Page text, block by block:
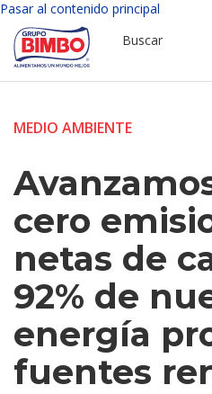
Pasar al contenido principal
Buscar
MEDIO AMBIENTE
cero
netas de
92% de
energía
fuentes